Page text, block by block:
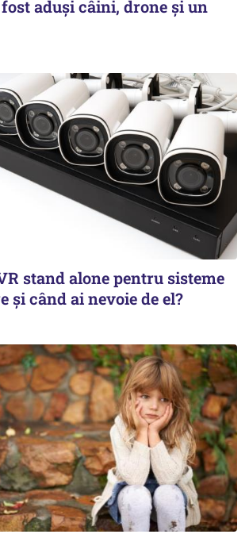
fost aduși câini, drone și un
stand alone pentru sisteme
și când ai nevoie de el?